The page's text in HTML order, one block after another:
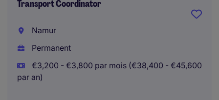
Transport Coordinator
Namur
Permanent
€3,200 - €3,800 par mois (€38,400 - €45,600
par an)